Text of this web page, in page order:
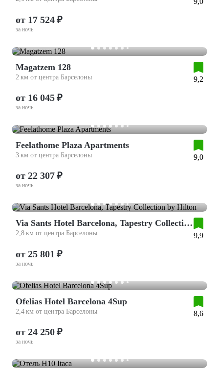
от 17 524 ₽
за ночь
Magatzem 128
2 км от центра Барселоны 9,2
от 16 045 ₽
за ночь
Feelathome Plaza Apartments
3 км от центра Барселоны 9,0
от 22 307 ₽
за ночь
Via Sants Hotel Barcelona, Tapestry Collection by Hilton
2,8 км от центра Барселоны 9,9
от 25 801 ₽
за ночь
Ofelias Hotel Barcelona 4Sup
2,4 км от центра Барселоны 8,6
от 24 250 ₽
за ночь